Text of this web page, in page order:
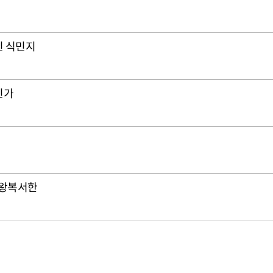
식민지
가
복서한